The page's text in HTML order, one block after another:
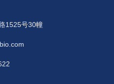
1525号30幢